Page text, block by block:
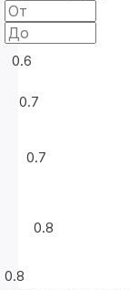
0.6
0.7
0.7
0.8
0.8